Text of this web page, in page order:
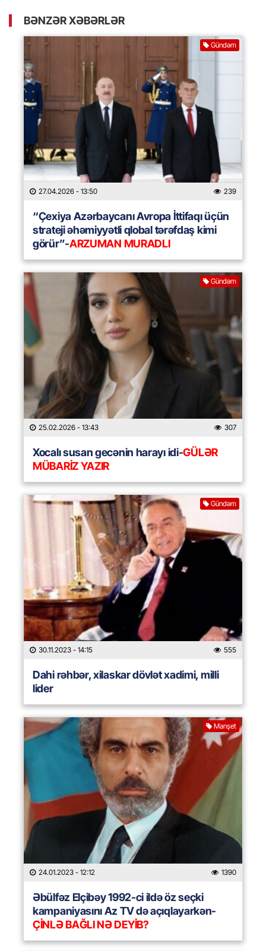
BƏNZƏR XƏBƏRLƏR
Gündəm
27.04.2026 - 13:50 239
“Çexiya Azərbaycanı Avropa İttifaqı üçün
strateji əhəmiyyətli qlobal tərəfdaş kimi
görür”-ARZUMAN MURADLI
Gündəm
25.02.2026 - 13:43 307
Xocalı susan gecənin harayı idi-GÜLƏR
MÜBARİZ YAZIR
Gündəm
30.11.2023 - 14:15 555
Dahi rəhbər, xilaskar dövlət xadimi, milli
lider
Manşet
24.01.2023 - 12:12 1390
Əbülfəz Elçibəy 1992-ci ildə öz seçki
kampaniyasını Az TV də açıqlayarkən-
ÇİNLƏ BAĞLI NƏ DEYİB?